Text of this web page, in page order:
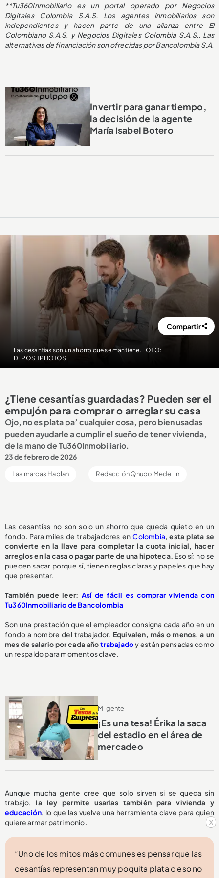
x
**Tu360Inmobiliario es un portal operado por Negocios
Digitales Colombia S.A.S. Los agentes inmobiliarios son
independientes y hacen parte de una alianza entre El
Colombiano S.A.S. y Negocios Digitales Colombia S.A.S.. Las
alternativas de financiación son ofrecidas por Bancolombia S.A.
Invertir para ganar tiempo,
la decisión de la agente
María Isabel Botero
Las cesantías son un ahorro que se mantiene. FOTO:
DEPOSITPHOTOS
Compartir
¿Tiene cesantías guardadas? Pueden ser el
empujón para comprar o arreglar su casa
Ojo, no es plata pa’ cualquier cosa, pero bien usadas
pueden ayudarle a cumplir el sueño de tener vivienda,
de la mano de Tu360Inmobiliario.
23 de febrero de 2026
Las marcas Hablan Redacción Qhubo Medellin
Las cesantías no son solo un ahorro que queda quieto en un
fondo. Para miles de trabajadores enColombia,esta plata se
convierte en la llave para completar la cuota inicial, hacer
arreglos en la casa o pagar parte de una hipoteca. Eso sí: no se
pueden sacar porque sí, tienen reglas claras y papeles que hay
que presentar.
También puede leer: Así de fácil es comprar vivienda con
Tu360Inmobiliario de Bancolombia
Son una prestación que el empleador consigna cada año en un
fondo a nombre del trabajador. Equivalen, más o menos, a un
mes de salario por cada añotrabajadoy están pensadas como
un respaldo para momentos clave.
Mi gente
¡Es una tesa! Érika la saca
del estadio en el área de
mercadeo
Aunque mucha gente cree que solo sirven si se queda sin
trabajo, la ley permite usarlas también para vivienda y
educación, lo que las vuelve una herramienta clave para quien
quiere armar patrimonio.
“Uno de los mitos más comunes es pensar que las
cesantías representan muy poquita plata o eso no